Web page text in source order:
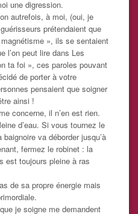
une digression.
autrefois, à moi, (oui, je
prétendaient que
», ils se sentaient
l’on peut lire dans Les
ta foi », ces paroles pouvant
de porter à votre
pensaient que soigner
ainsi !
concerne, il n’en est rien.
d’eau. Si vous tournez le
va déborder jusqu’à
fermez le robinet : la
est toujours pleine à ras
de sa propre énergie mais
je soigne me demandent